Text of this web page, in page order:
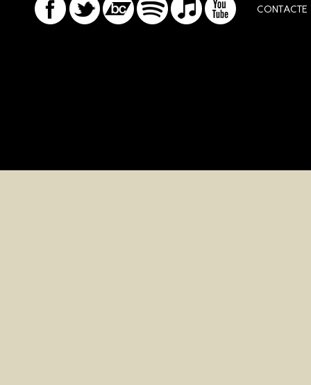
CONTACTE